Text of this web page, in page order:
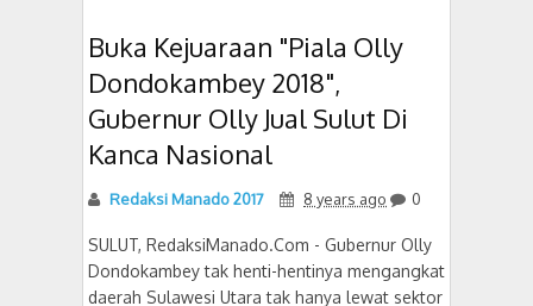
Buka Kejuaraan "Piala Olly
Dondokambey 2018",
Gubernur Olly Jual Sulut Di
Kanca Nasional
Redaksi Manado 2017 8 years ago 0
SULUT, RedaksiManado.Com - Gubernur Olly
Dondokambey tak henti-hentinya mengangkat
daerah Sulawesi Utara tak hanya lewat sektor